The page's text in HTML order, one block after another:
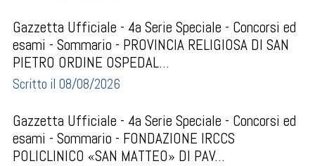
Gazzetta Ufficiale - 4a Serie Speciale - Concorsi ed
esami - Sommario - PROVINCIA RELIGIOSA DI SAN
PIETRO ORDINE OSPEDAL...
Scritto il 08/08/2026
Gazzetta Ufficiale - 4a Serie Speciale - Concorsi ed
esami - Sommario - FONDAZIONE IRCCS
POLICLINICO «SAN MATTEO» DI PAV...